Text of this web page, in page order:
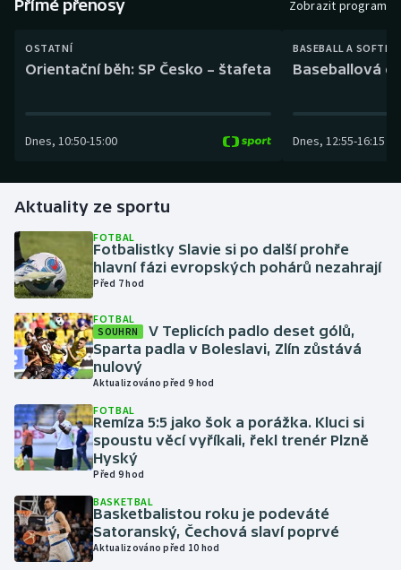
Dostihy
Futsal
Gymnastika
Házená
Jezdectví
Judo
Krasobruslení
Lezení
Lyže a snowboard
Moderní pětiboj
Přímé přenosy Zobrazit program
OSTATNÍ
Orientační běh: SP Česko – štafeta
Dnes, 10:50-15:00
BASEBALL A
Baseballová
Dnes, 12:55-16:15
Aktuality ze sportu
FOTBAL
Fotbalistky Slavie si po další prohře
hlavní fázi evropských pohárů nezahrají
Před 7 hod
FOTBAL
SOUHRN
V Teplicích padlo deset gólů,
Sparta padla v Boleslavi, Zlín zůstává
nulový
Aktualizováno před 9 hod
FOTBAL
Remíza 5:5 jako šok a porážka. Kluci si
spoustu věcí vyříkali, řekl trenér Plzně
Hyský
Před 9 hod
BASKETBAL
Basketbalistou roku je podeváté
Satoranský, Čechová slaví poprvé
Aktualizováno před 10 hod